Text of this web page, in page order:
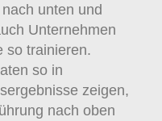
unten und
Unternehmen
so trainieren.
so in
zeigen,
nach oben